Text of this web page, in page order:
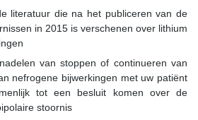
literatuur die na het publiceren van de
in 2015 is verschenen over lithium
van stoppen of continueren van
nefrogene bijwerkingen met uw patiënt
tot een besluit komen over de
stoornis